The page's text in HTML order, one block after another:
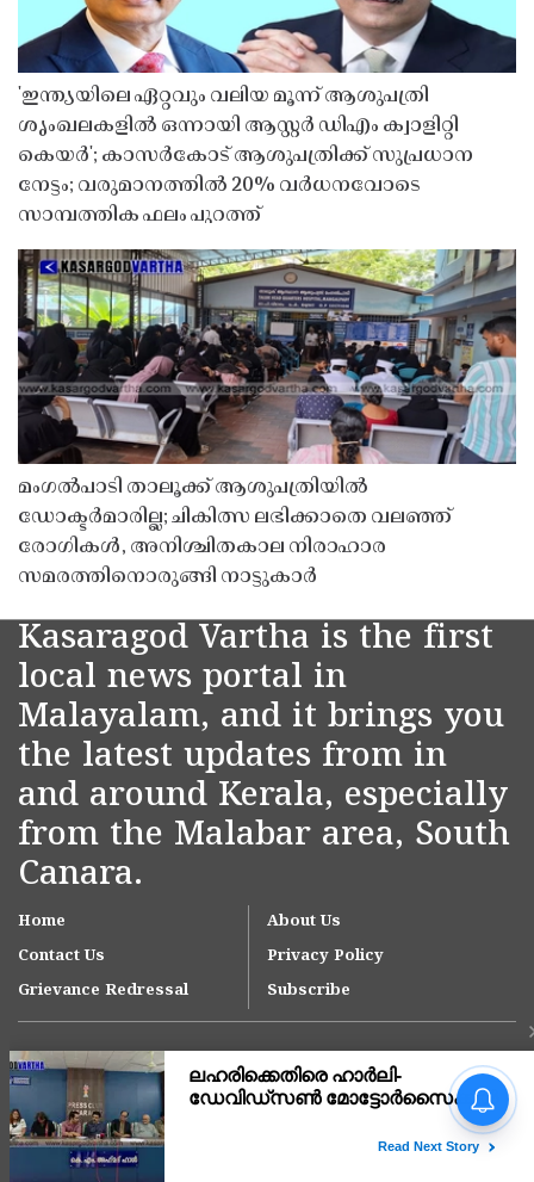
'ഇന്ത്യയിലെ ഏറ്റവും വലിയ മൂന്ന് ആശുപത്രി
ശൃംഖലകളിൽ ഒന്നായി ആസ്റ്റർ ഡിഎം ക്വാളിറ്റി
കെയർ'; കാസർകോട് ആശുപത്രിക്ക് സുപ്രധാന
നേട്ടം; വരുമാനത്തിൽ 20% വർധനവോടെ
സാമ്പത്തിക ഫലം പുറത്ത്
മംഗൽപാടി താലൂക്ക് ആശുപത്രിയിൽ
ഡോക്ടർമാരില്ല; ചികിത്സ ലഭിക്കാതെ വലഞ്ഞ്
രോഗികൾ, അനിശ്ചിതകാല നിരാഹാര
സമരത്തിനൊരുങ്ങി നാട്ടുകാർ
Kasaragod Vartha is the first
local news portal in
Malayalam, and it brings you
the latest updates from in
and around Kerala, especially
from the Malabar area, South
Canara.
Home
About Us
Contact Us
Privacy Policy
Grievance Redressal
Subscribe
Copyright © 2007-
'ഇന്ത്യയിലെ ഏറ്റവും വലിയ
മൂന്ന് ആശുപത്രി
ആസ്റ്റർ ഡിഎം ക്വാളിറ്റി